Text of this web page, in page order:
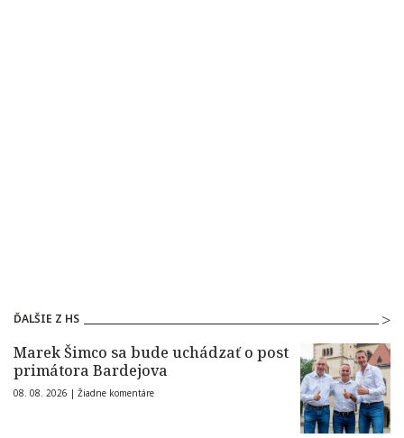
ĎALŠIE Z HS
Marek Šimco sa bude uchádzať o post
primátora Bardejova
08. 08. 2026 | Žiadne komentáre